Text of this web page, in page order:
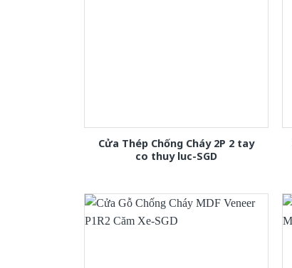
Cửa Thép Chống Cháy 2P 2 tay
co thuy luc-SGD